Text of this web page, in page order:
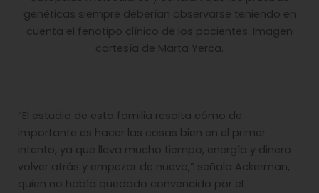
genéticas siempre deberían observarse teniendo en
cuenta el fenotipo clínico de los pacientes. Imagen
cortesía de Marta Yerca.
“El estudio de esta familia resalta cómo de
importante es hacer las cosas bien en el primer
intento, ya que lleva mucho tiempo, energía y dinero
volver atrás y empezar de nuevo,” señala Ackerman,
quien no había quedado convencido por el